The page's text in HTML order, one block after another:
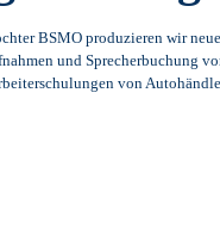
BSMO produzieren wir
und Sprecherbuchung
von